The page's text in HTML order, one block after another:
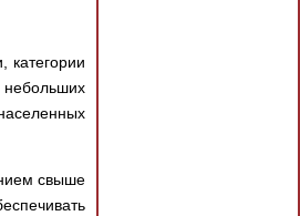
категории
свыше